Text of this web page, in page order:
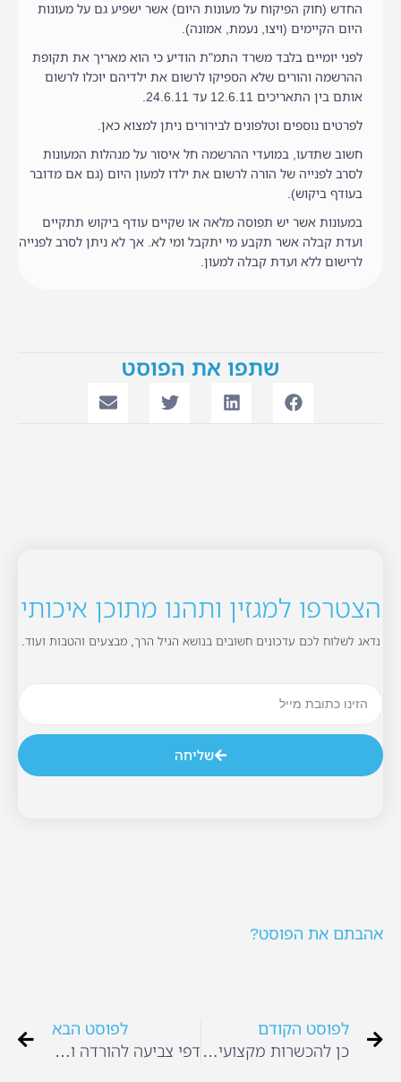
החדש (חוק הפיקוח על מעונות היום) אשר ישפיע גם על מעונות
היום הקיימים (ויצו, נעמת, אמונה).
לפני יומיים בלבד משרד התמ"ת הודיע כי הוא מאריך את תקופת
ההרשמה והורים שלא הספיקו לרשום את ילדיהם יוכלו לרשום
אותם בין התאריכים 12.6.11 עד 24.6.11.
לפרטים נוספים וטלפונים לבירורים ניתן למצוא כאן.
חשוב שתדעו, במועדי ההרשמה חל איסור על מנהלות המעונות
לסרב לפנייה של הורה לרשום את ילדו למעון היום (גם אם מדובר
בעודף ביקוש).
במעונות אשר יש תפוסה מלאה או שקיים עודף ביקוש תתקיים
ועדת קבלה אשר תקבע מי יתקבל ומי לא. אך לא ניתן לסרב לפנייה
לרישום ללא ועדת קבלה למעון.
שתפו את הפוסט
הצטרפו למגזין ותהנו מתוכן איכותי
נדאג לשלוח לכם עדכונים חשובים בנושא הגיל הרך, מבצעים והטבות ועוד.
שליחה
אהבתם את הפוסט?
לפוסט הקודם
כן להכשרות מקצועיות, ודווקא בגיל הרך
לפוסט הבא
דפי צביעה להורדה והדפסה – אביר ונסיכה